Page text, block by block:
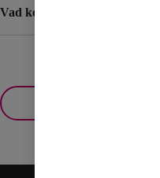
Vad kostar det att surfa och